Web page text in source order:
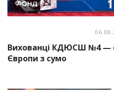
Вихованці КДЮСШ №4 —
Європи з сумо